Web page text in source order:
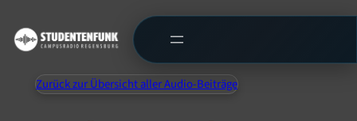
Zurück zur Übersicht aller Audio-Beiträge